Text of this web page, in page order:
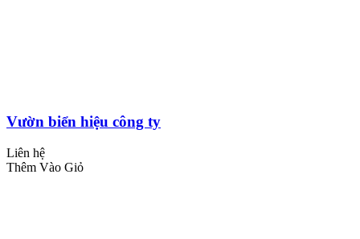
Vườn biển hiệu công ty
Liên hệ
Thêm Vào Giỏ